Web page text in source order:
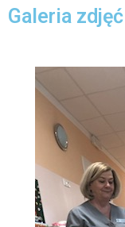
Galeria zdjęć